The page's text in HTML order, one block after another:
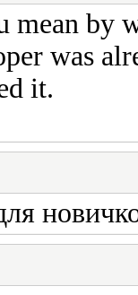
mean by
was
it.